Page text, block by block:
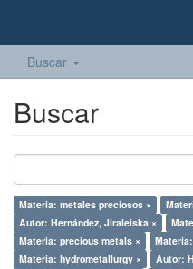
Buscar
Buscar
Materia: metales preciosos ×
Autor: Hernández, Jiraleiska ×
Materia: precious metals ×
Materia: hydrometallurgy ×
Autor: